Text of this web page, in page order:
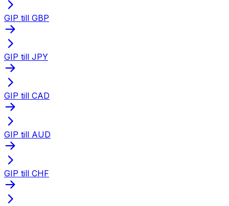
GIP till GBP
GIP till JPY
GIP till CAD
GIP till AUD
GIP till CHF